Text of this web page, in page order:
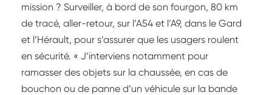
mission ? Surveiller, à bord de son fourgon, 80 km
de tracé, aller-retour, sur l’A54 et l’A9, dans le Gard
et l’Hérault, pour s’assurer que les usagers roulent
en sécurité. « J’interviens notamment pour
ramasser des objets sur la chaussée, en cas de
bouchon ou de panne d’un véhicule sur la bande